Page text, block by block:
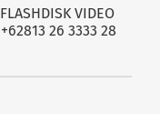
VIDEO
26 3333 28